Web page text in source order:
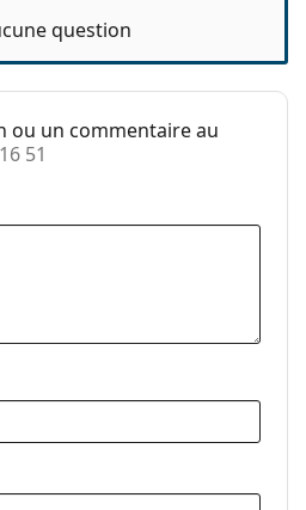
question
ou un commentaire au
51